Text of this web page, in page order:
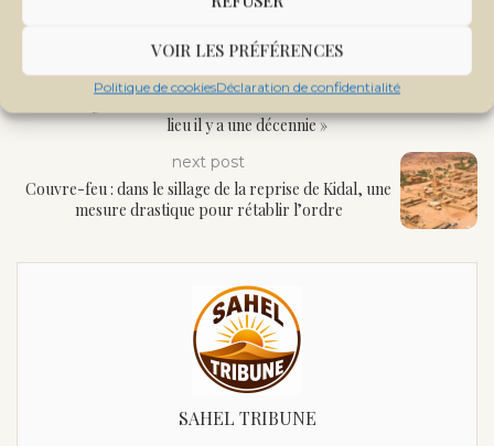
VOIR LES PRÉFÉRENCES
Politique de cookiesDéclaration de confidentialité
previous post
lieu il y a une décennie »
next post
Couvre-feu : dans le sillage de la reprise de Kidal, une
mesure drastique pour rétablir l’ordre
SAHEL TRIBUNE